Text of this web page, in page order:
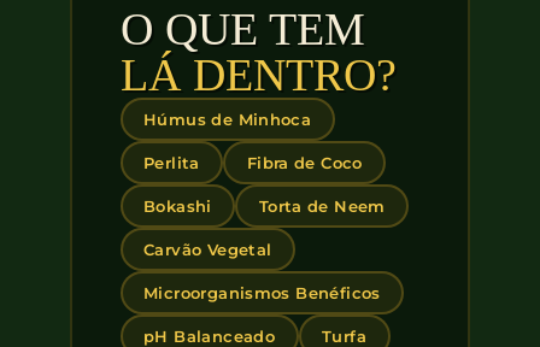
O QUE TEM
LÁ DENTRO?
Húmus de Minhoca
Perlita Fibra de Coco
Bokashi Torta de Neem
Carvão Vegetal
Microorganismos Benéficos
pH Balanceado Turfa